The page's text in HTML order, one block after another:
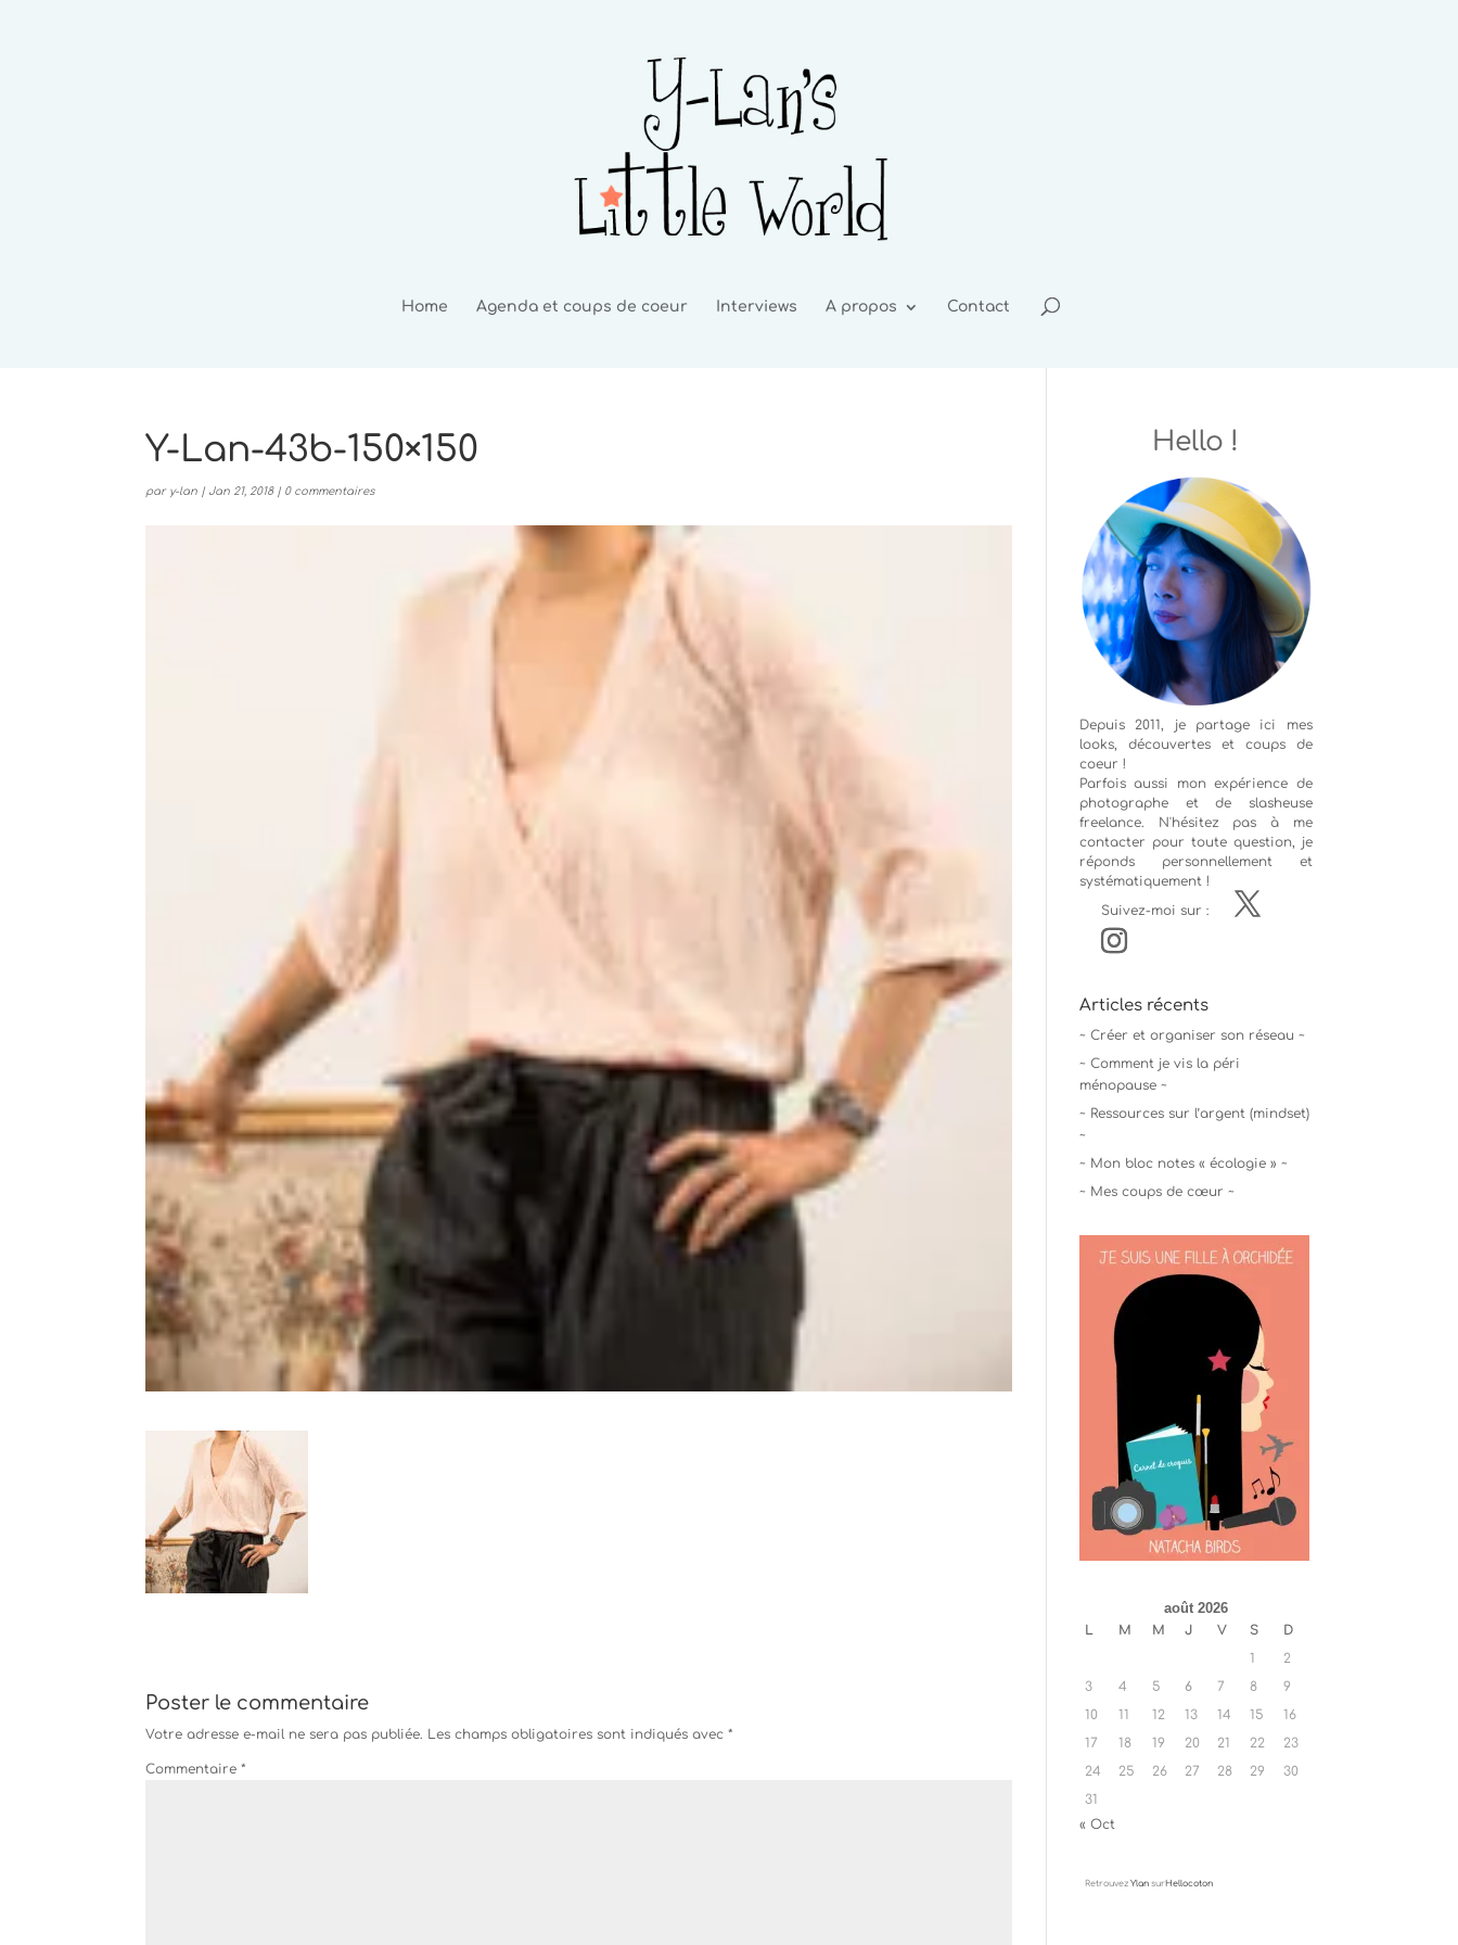
Home Agenda et coups de coeur Interviews A propos Contact
Y-Lan-43b-150×150
par y-lan | Jan 21, 2018| 0 commentaires
Poster le commentaire
Votre adresse e-mail ne sera pas publiée. Les champs obligatoires sont indiqués avec*
Commentaire*
Hello !
Depuis 2011, je partage ici mes
looks, découvertes et coups de
coeur !
Parfois aussi mon expérience de
photographeet de slasheuse
freelance. N'hésitez pas à me
contacter pour toute question, je
réponds personnellement et
systématiquement !
Suivez-moi sur :
Articles récents
~ Créer et organiser son réseau ~
~ Comment je vis la péri
ménopause ~
~ Ressources sur l’argent (mindset)
~
~ Mon bloc notes « écologie » ~
~ Mes coups de cœur ~
août 2026
L M M J V S
D
1
2
3
4 5 6 7 8
9
10
11 12 13 14 15
16
17
18 19 20 21 22
23
24
25 26 27 28 29
30
31
« Oct
Retrouvez Ylansur Hellocoton